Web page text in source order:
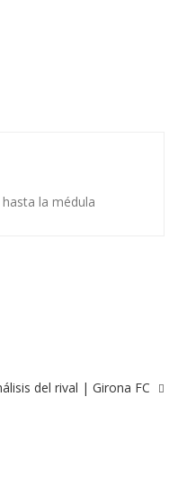
la médula
del rival | Girona FC